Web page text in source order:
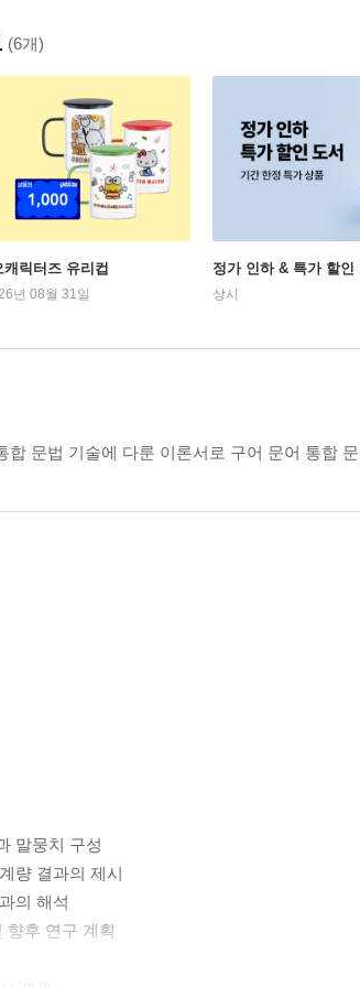
(6개)
릭터즈 유리컵
년 08월 31일
정가 인하 & 특가 할인
상시
합 문법 기술에 다룬 이론서로 구어 문어 통합
말뭉치 구성
량 결과의 제시
의 해석
향후 연구 계획